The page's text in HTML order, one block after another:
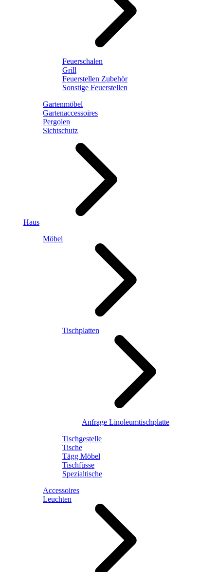
Feuerschalen
Grill
Feuerstellen Zubehör
Sonstige Feuerstellen
Gartenmöbel
Gartenaccessoires
Pergolen
Sichtschutz
Haus
Möbel
Tischplatten
Anfrage Linoleumtischplatte
Tischgestelle
Tische
Tägg Möbel
Tischfüsse
Spezialtische
Accessoires
Leuchten